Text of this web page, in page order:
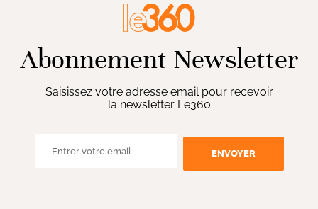
Abonnement Newsletter
Saisissez votre adresse email pour recevoir
la newsletter Le360
ENVOYER